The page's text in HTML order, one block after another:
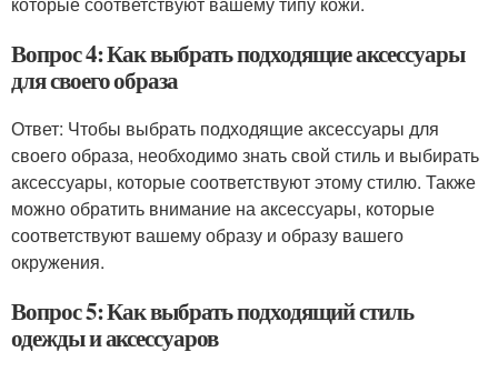
Вопрос 4: Как выбрать подходящие аксессуары
для своего образа
Ответ: Чтобы выбрать подходящие аксессуары для
своего образа, необходимо знать свой стиль и выбирать
аксессуары, которые соответствуют этому стилю. Также
можно обратить внимание на аксессуары, которые
соответствуют вашему образу и образу вашего
окружения.
Вопрос 5: Как выбрать подходящий стиль
одежды и аксессуаров